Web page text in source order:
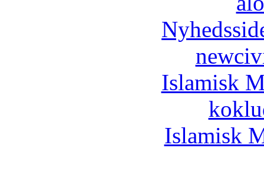
Islamisk
Islamisk